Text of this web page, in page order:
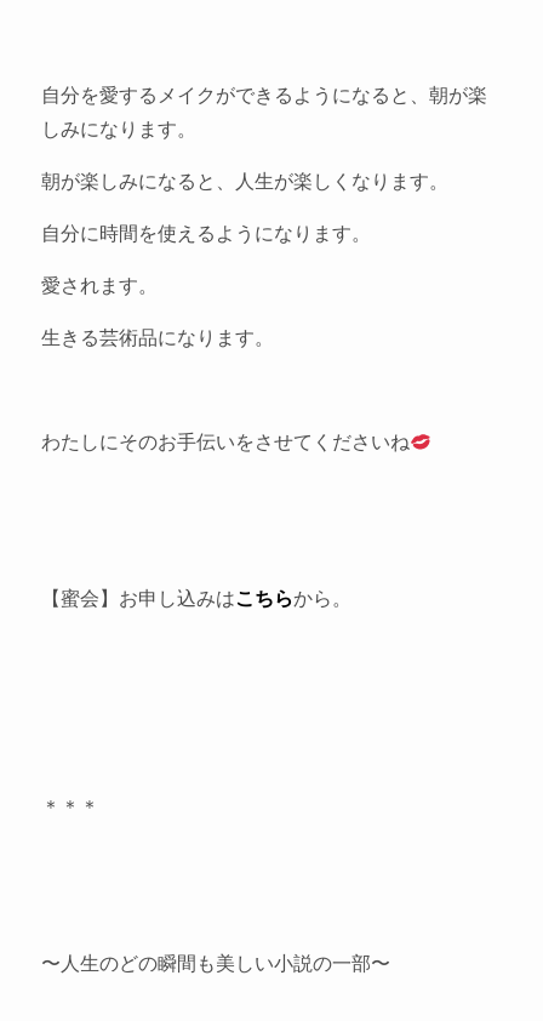
自分を愛するメイクができるようになると、朝が楽
しみになります。
朝が楽しみになると、人生が楽しくなります。
自分に時間を使えるようになります。
愛されます。
生きる芸術品になります。
わたしにそのお手伝いをさせてくださいね
【蜜会】お申し込みはこちらから。
＊＊＊
〜人生のどの瞬間も美しい小説の一部〜